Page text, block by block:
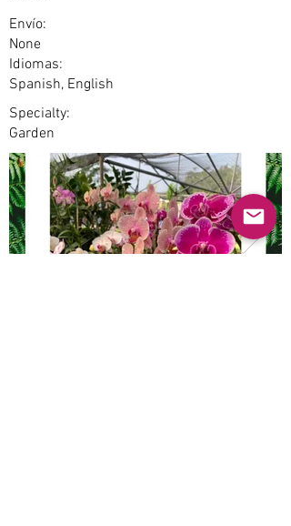
Envío:
None
Idiomas:
Spanish, English
Specialty:
Garden